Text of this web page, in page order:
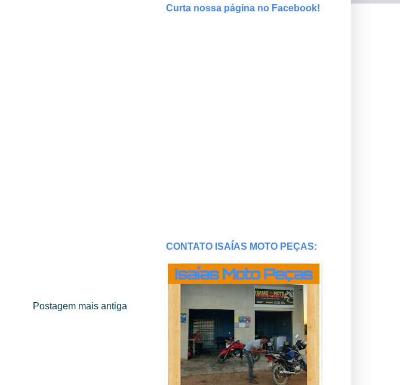
Postagem mais antiga
Curta nossa página no Facebook!
CONTATO ISAÍAS MOTO PEÇAS: